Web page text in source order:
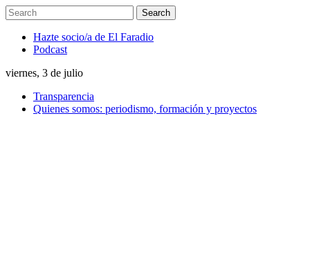
Hazte socio/a de El Faradio
Podcast
viernes, 3 de julio
Transparencia
Quienes somos: periodismo, formación y proyectos